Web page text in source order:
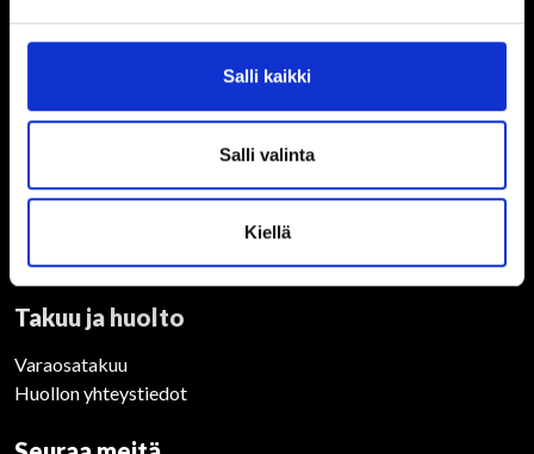
Salli kaikki
Salli valinta
Kiellä
Sopimusehdot
Esitteet
Esitteet Multiva
Varaosat Multiva
Takuu ja huolto
Varaosatakuu
Huollon yhteystiedot